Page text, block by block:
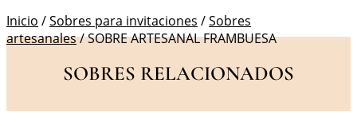
Inicio /Sobres para invitaciones /Sobres
artesanales/ SOBRE ARTESANAL FRAMBUESA
SOBRES RELACIONADOS